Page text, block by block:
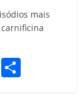
mais
C